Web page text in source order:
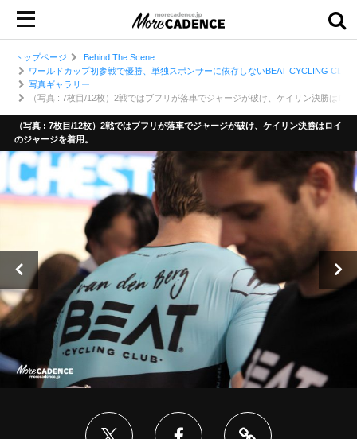
トップページ
Behind The Scene
ワールドカップ初参戦で優勝、単独スポンサーに依存しないBEAT CYCLING CLUB
写真ギャラリー
（写真 : 7枚目/12枚）2戦ではブフリが落車でジャージが破け、ケイリン決勝はロ
（写真 : 7枚目/12枚）2戦ではブフリが落車でジャージが破け、ケイリン決勝はロイ
のジャージを着用。